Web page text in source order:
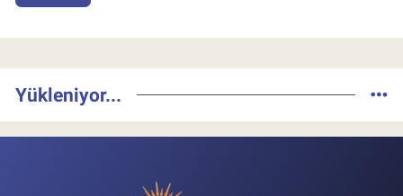
Yükleniyor...